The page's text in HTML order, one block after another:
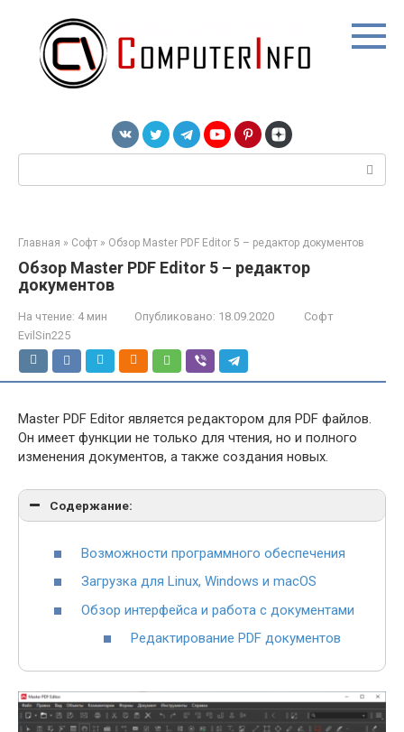
контенту
Главная » Софт » Обзор Master PDF Editor 5 – редактор документов
Обзор Master PDF Editor 5 – редактор
документов
На чтение: 4 мин Опубликовано: 18.09.2020
Софт
EvilSin225
Master PDF Editor является редактором для PDF файлов.
Он имеет функции не только для чтения, но и полного
изменения документов, а также создания новых.
Содержание:
Возможности программного обеспечения
Загрузка для Linux, Windows и macOS
Обзор интерфейса и работа с документами
Редактирование PDF документов